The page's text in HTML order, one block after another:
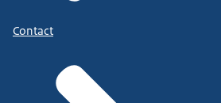
Contact